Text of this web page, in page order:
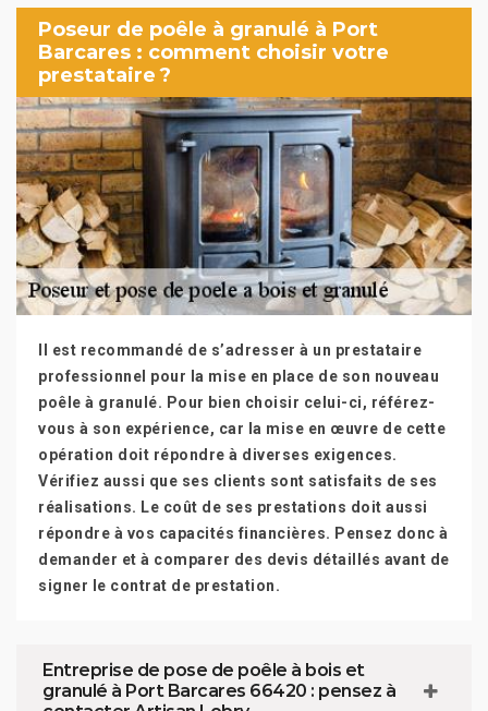
Poseur de poêle à granulé à Port
Barcares : comment choisir votre
prestataire ?
Il est recommandé de s’adresser à un prestataire
professionnel pour la mise en place de son nouveau
poêle à granulé. Pour bien choisir celui-ci, référez-
vous à son expérience, car la mise en œuvre de cette
opération doit répondre à diverses exigences.
Vérifiez aussi que ses clients sont satisfaits de ses
réalisations. Le coût de ses prestations doit aussi
répondre à vos capacités financières. Pensez donc à
demander et à comparer des devis détaillés avant de
signer le contrat de prestation.
Entreprise de pose de poêle à bois et
granulé à Port Barcares 66420 : pensez à